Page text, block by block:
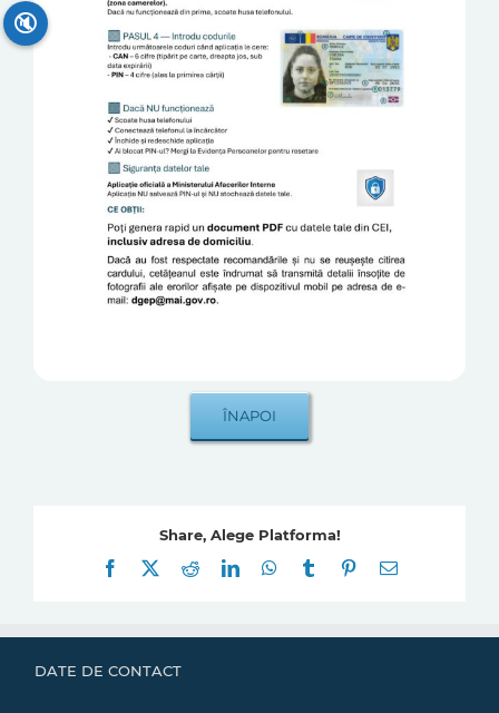
Share, Alege Platforma!
Facebook
RedditLinkedInWhatsApp
Tumblr Pinterest
E-
DATE DE CONTACT
🔇